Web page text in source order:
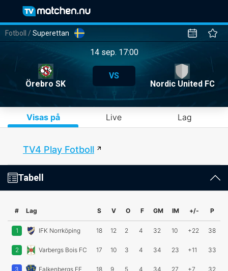
Fotboll /Superettan
14 sep. 17:00
Örebro SK
VS
Nordic United FC
Visas på Live Lag
TV4 Play Fotboll
Tabell
# Lag S V O F GM IM +/- P
1 IFK Norrköping 18 12 2 4 32 10 +22 38
2 Varbergs Bois FC 17 10 3 4 34 23 +11 33
3 Falkenbergs FF 18 9 5 4 34 27 +7 32